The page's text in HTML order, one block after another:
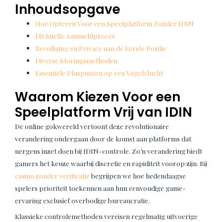
Inhoudsopgave
Hoe Opteren Voor een Speelplatform Zonder IDIN
Dit Snelle Aanmeldproces
Beveiliging en Privacy aan de Eerste Positie
Diverse Storingsmethoden
Essentiële Pluspunten op een Vogelvlucht
Waarom Kiezen Voor een
Speelplatform Vrij van IDIN
De online gokwereld vertoont deze revolutionaire
verandering ondergaan door de komst aan platforms dat
nergens inzet doen bij IDIN-controle. Zo’n verandering biedt
gamers het keuze waarbij discretie en rapiditeit voorop zijn. Bij
casino zonder verificatie begrijpen we hoe hedendaagse
spelers prioriteit toekennen aan hun eenvoudige game-
ervaring exclusief overbodige bureaucratie.
Klassieke controlemethoden vereisen regelmatig uitvoerige